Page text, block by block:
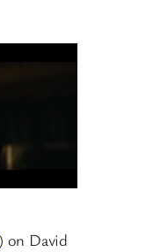
on David